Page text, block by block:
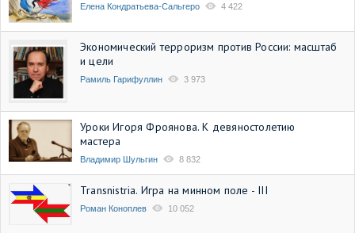
Елена Кондратьева-Сальгеро 4 422
Экономический терроризм против России: масштаб
и цели
Рамиль Гарифуллин 3 973
Уроки Игоря Фроянова. К девяностолетию
мастера
Владимир Шульгин 8 832
Transnistria. Игра на минном поле - III
Роман Коноплев 10 052